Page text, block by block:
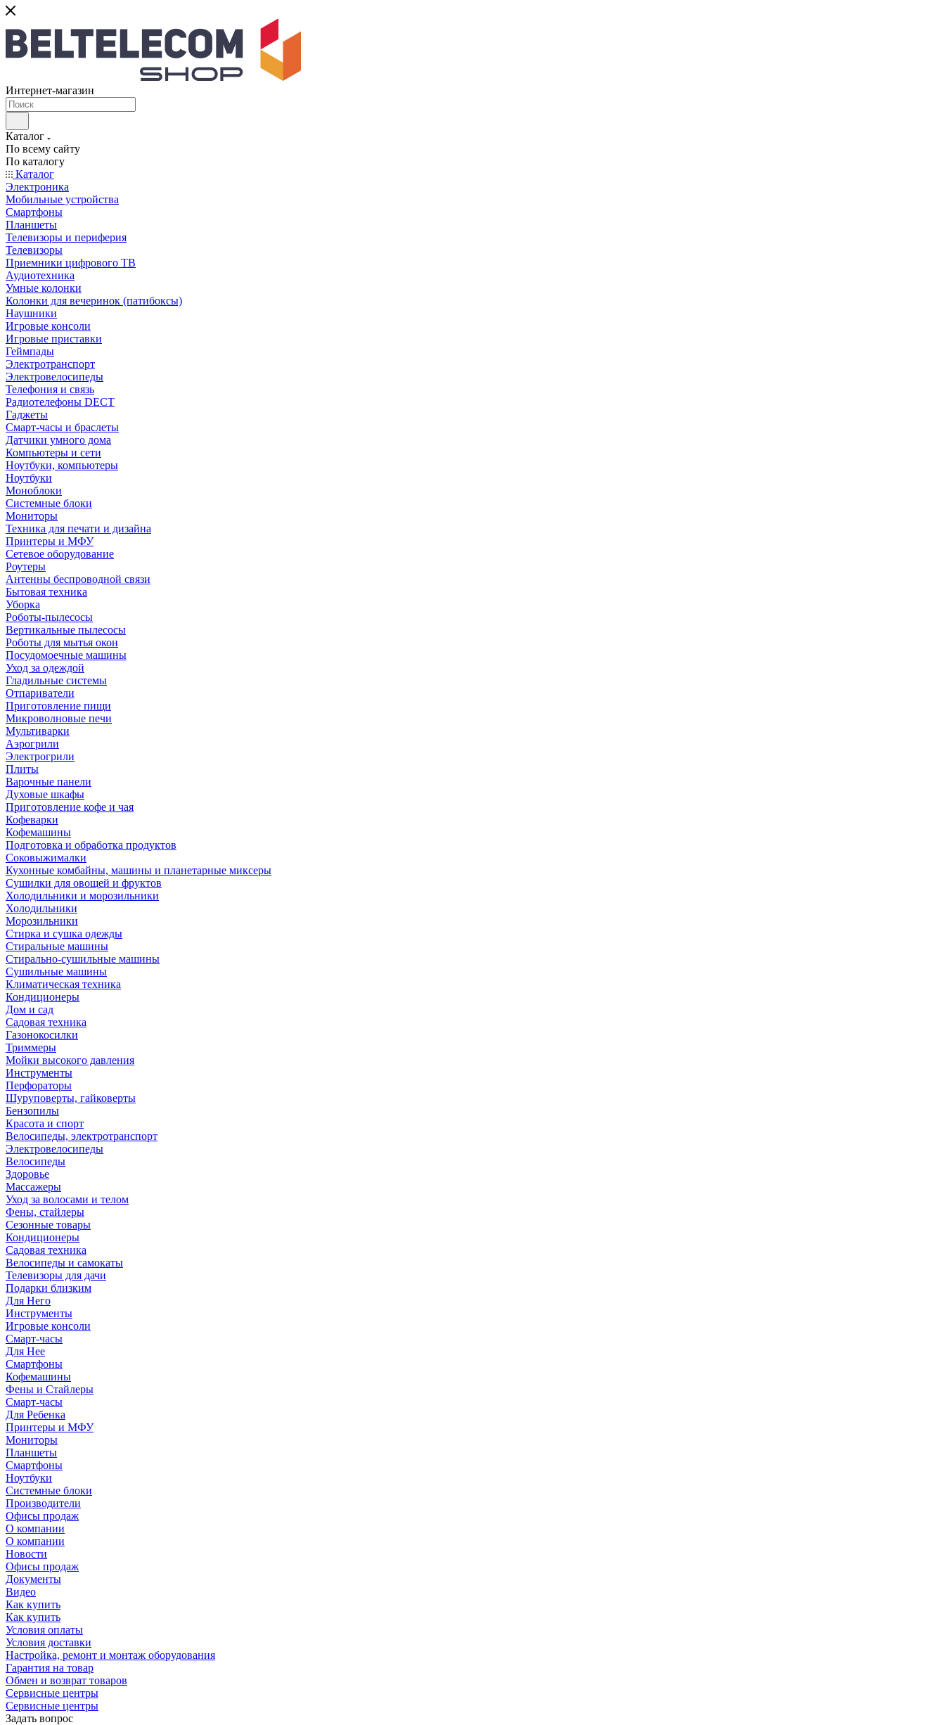
Интернет-магазин
Каталог
По всему сайту
По каталогу
Каталог
Электроника
Мобильные устройства
Смартфоны
Планшеты
Телевизоры и периферия
Телевизоры
Приемники цифрового ТВ
Аудиотехника
Умные колонки
Колонки для вечеринок (патибоксы)
Наушники
Игровые консоли
Игровые приставки
Геймпады
Электротранспорт
Электровелосипеды
Телефония и связь
Радиотелефоны DECT
Гаджеты
Смарт-часы и браслеты
Датчики умного дома
Компьютеры и сети
Ноутбуки, компьютеры
Ноутбуки
Моноблоки
Системные блоки
Мониторы
Техника для печати и дизайна
Принтеры и МФУ
Сетевое оборудование
Роутеры
Антенны беспроводной связи
Бытовая техника
Уборка
Роботы-пылесосы
Вертикальные пылесосы
Роботы для мытья окон
Посудомоечные машины
Уход за одеждой
Гладильные системы
Отпариватели
Приготовление пищи
Микроволновые печи
Мультиварки
Аэрогрили
Электрогрили
Плиты
Варочные панели
Духовые шкафы
Приготовление кофе и чая
Кофеварки
Кофемашины
Подготовка и обработка продуктов
Соковыжималки
Кухонные комбайны, машины и планетарные миксеры
Сушилки для овощей и фруктов
Холодильники и морозильники
Холодильники
Морозильники
Стирка и сушка одежды
Стиральные машины
Стирально-сушильные машины
Сушильные машины
Климатическая техника
Кондиционеры
Дом и сад
Садовая техника
Газонокосилки
Триммеры
Мойки высокого давления
Инструменты
Перфораторы
Шуруповерты, гайковерты
Бензопилы
Красота и спорт
Велосипеды, электротранспорт
Электровелосипеды
Велосипеды
Здоровье
Массажеры
Уход за волосами и телом
Фены, стайлеры
Сезонные товары
Кондиционеры
Садовая техника
Велосипеды и самокаты
Телевизоры для дачи
Подарки близким
Для Него
Инструменты
Игровые консоли
Смарт-часы
Для Нее
Смартфоны
Кофемашины
Фены и Стайлеры
Смарт-часы
Для Ребенка
Принтеры и МФУ
Мониторы
Планшеты
Смартфоны
Ноутбуки
Системные блоки
Производители
Офисы продаж
О компании
О компании
Новости
Офисы продаж
Документы
Видео
Как купить
Как купить
Условия оплаты
Условия доставки
Настройка, ремонт и монтаж оборудования
Гарантия на товар
Обмен и возврат товаров
Сервисные центры
Сервисные центры
Задать вопрос